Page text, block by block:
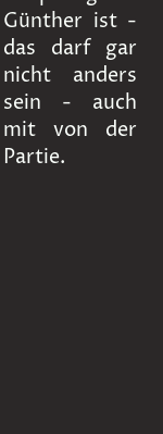
Günther ist -
das darf gar
nicht anders
sein - auch
mit von der
Partie.